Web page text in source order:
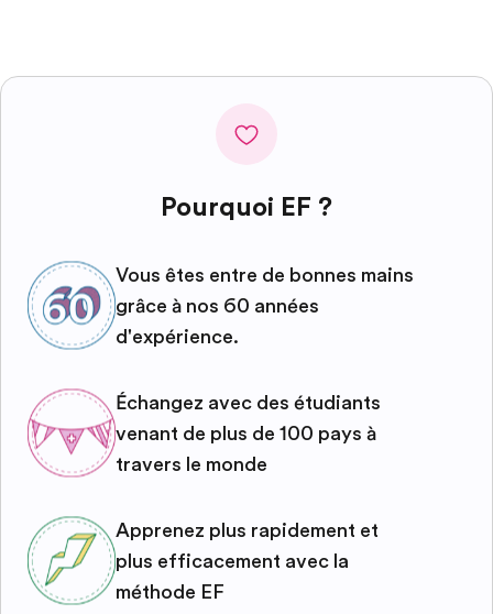
Pourquoi EF ?
Vous êtes entre de bonnes mains
grâce à nos 60 années
d'expérience.
Échangez avec des étudiants
venant de plus de 100 pays à
travers le monde
Apprenez plus rapidement et
plus efficacement avec la
méthode EF